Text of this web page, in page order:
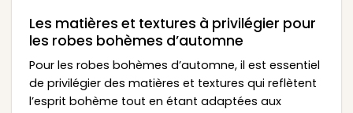
Les matières et textures à privilégier pour
les robes bohèmes d’automne
Pour les robes bohèmes d’automne, il est essentiel
de privilégier des matières et textures qui reflètent
l’esprit bohème tout en étant adaptées aux